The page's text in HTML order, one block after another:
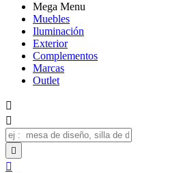
Mega Menu
Muebles
Iluminación
Exterior
Complementos
Marcas
Outlet



